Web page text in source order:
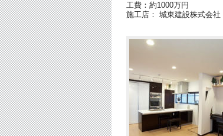
工費：約1000万円
施工店： 城東建設株式会社